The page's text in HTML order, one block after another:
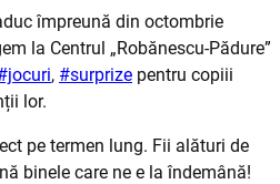
împreună din octombrie
la Centrul „Robănescu-Pădure”
, #surprize pentru copiii
lor.
pe termen lung. Fii alături de
binele care ne e la îndemână!